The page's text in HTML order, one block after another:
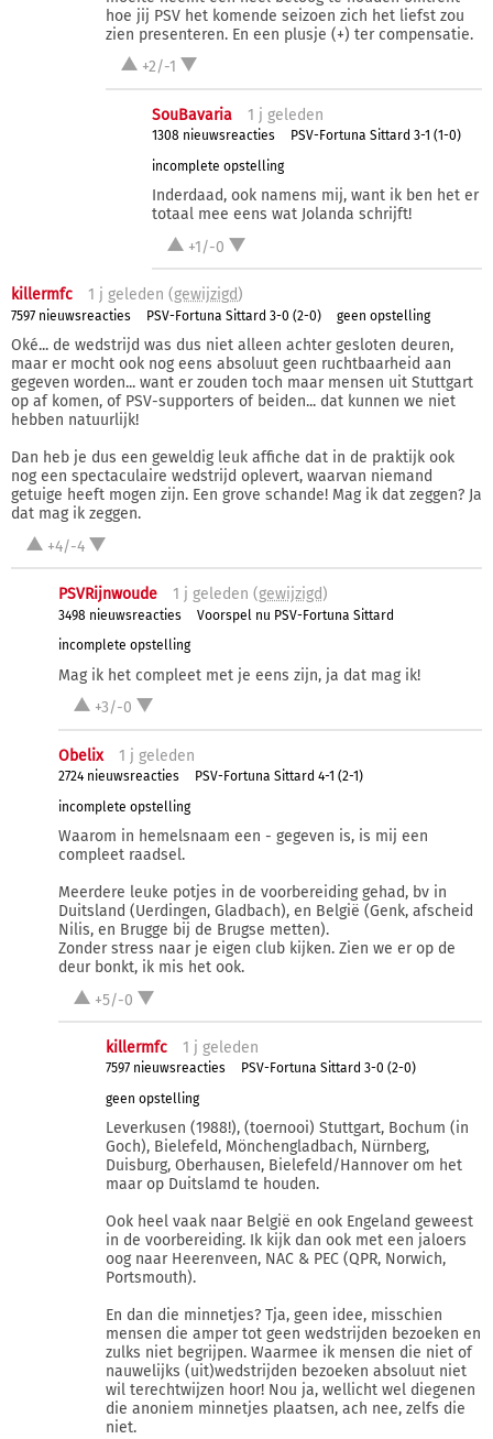
hoe jij PSV het komende seizoen zich het liefst zou
zien presenteren. En een plusje (+) ter compensatie.
+2/-1
SouBavaria 1 j geleden
1308 nieuwsreacties
PSV-Fortuna Sittard 3-1 (1-0)
incomplete opstelling
Inderdaad, ook namens mij, want ik ben het er
totaal mee eens wat Jolanda schrijft!
+1/-0
killermfc 1 j geleden (gewijzigd)
7597 nieuwsreacties PSV-Fortuna Sittard 3-0 (2-0) geen opstelling
Oké... de wedstrijd was dus niet alleen achter gesloten deuren,
maar er mocht ook nog eens absoluut geen ruchtbaarheid aan
gegeven worden... want er zouden toch maar mensen uit Stuttgart
op af komen, of PSV-supporters of beiden... dat kunnen we niet
hebben natuurlijk!
Dan heb je dus een geweldig leuk affiche dat in de praktijk ook
nog een spectaculaire wedstrijd oplevert, waarvan niemand
getuige heeft mogen zijn. Een grove schande! Mag ik dat zeggen? Ja
dat mag ik zeggen.
+4/-4
PSVRijnwoude 1 j geleden (gewijzigd)
3498 nieuwsreacties
Voorspel nu PSV-Fortuna Sittard
incomplete opstelling
Mag ik het compleet met je eens zijn, ja dat mag ik!
+3/-0
Obelix 1 j geleden
2724 nieuwsreacties
PSV-Fortuna Sittard 4-1 (2-1)
incomplete opstelling
Waarom in hemelsnaam een - gegeven is, is mij een
compleet raadsel.
Meerdere leuke potjes in de voorbereiding gehad, bv in
Duitsland (Uerdingen, Gladbach), en België (Genk, afscheid
Nilis, en Brugge bij de Brugse metten).
Zonder stress naar je eigen club kijken. Zien we er op de
deur bonkt, ik mis het ook.
+5/-0
killermfc 1 j geleden
7597 nieuwsreacties
PSV-Fortuna Sittard 3-0 (2-0)
geen opstelling
Leverkusen (1988!), (toernooi) Stuttgart, Bochum (in
Goch), Bielefeld, Mönchengladbach, Nürnberg,
Duisburg, Oberhausen, Bielefeld/Hannover om het
maar op Duitslamd te houden.
Ook heel vaak naar België en ook Engeland geweest
in de voorbereiding. Ik kijk dan ook met een jaloers
oog naar Heerenveen, NAC & PEC (QPR, Norwich,
Portsmouth).
En dan die minnetjes? Tja, geen idee, misschien
mensen die amper tot geen wedstrijden bezoeken en
zulks niet begrijpen. Waarmee ik mensen die niet of
nauwelijks (uit)wedstrijden bezoeken absoluut niet
wil terechtwijzen hoor! Nou ja, wellicht wel diegenen
die anoniem minnetjes plaatsen, ach nee, zelfs die
niet.